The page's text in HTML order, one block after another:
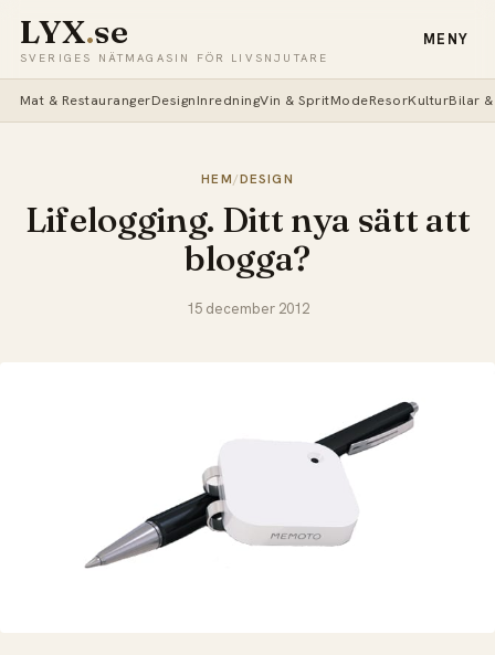
LYX.se
SVERIGES NÄTMAGASIN FÖR LIVSNJUTARE
MENY
Mat & RestaurangerDesignInredningVin & SpritModeResorKulturBilar
HEM/DESIGN
Lifelogging. Ditt nya sätt att
blogga?
15 december 2012